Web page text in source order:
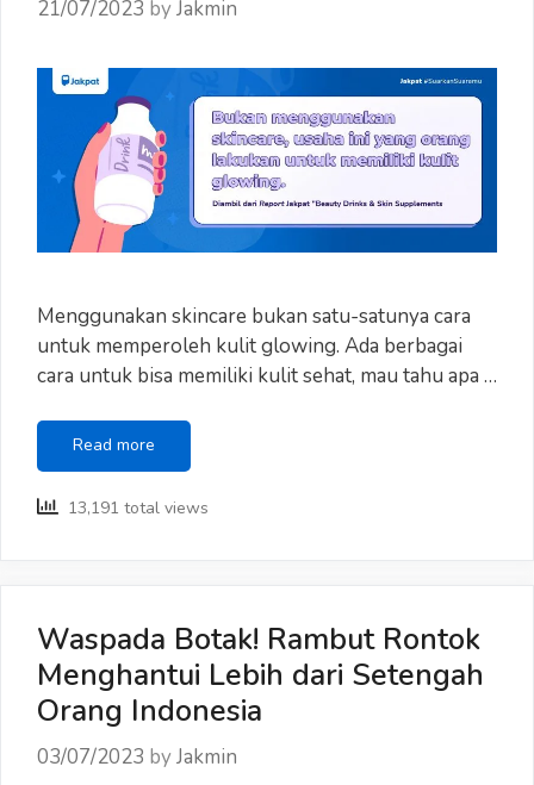
21/07/2023 byJakmin
Menggunakan skincare bukan satu-satunya cara
untuk memperoleh kulit glowing. Ada berbagai
cara untuk bisa memiliki kulit sehat, mau tahu apa …
Read more
Skincare,
yang
Kulit
Glowing
13,191 total views
Waspada Botak! Rambut Rontok
Menghantui Lebih dari Setengah
Orang Indonesia
03/07/2023 byJakmin